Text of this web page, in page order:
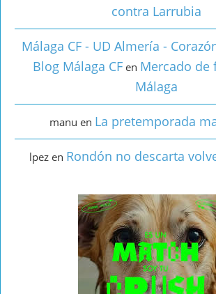
contra Larrubia
Málaga CF - UD Almería -
Blog Málaga CF en Mercado de
Málaga
manu en La pretemporada
lpez en Rondón no descarta